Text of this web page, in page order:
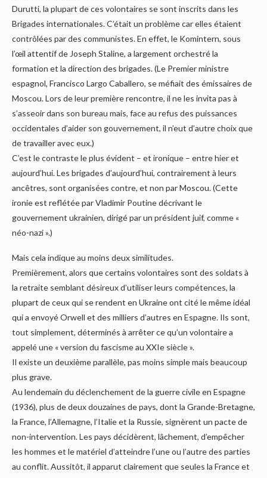
Durutti, la plupart de ces volontaires se sont inscrits dans les
Brigades internationales. C’était un problème car elles étaient
contrôlées par des communistes. En effet, le Komintern, sous
l’œil attentif de Joseph Staline, a largement orchestré la
formation et la direction des brigades. (Le Premier ministre
espagnol, Francisco Largo Caballero, se méfiait des émissaires de
Moscou. Lors de leur première rencontre, il ne les invita pas à
s’asseoir dans son bureau mais, face au refus des puissances
occidentales d’aider son gouvernement, il n’eut d’autre choix que
de travailler avec eux.)
C’est le contraste le plus évident – et ironique – entre hier et
aujourd’hui. Les brigades d’aujourd’hui, contrairement à leurs
ancêtres, sont organisées contre, et non par Moscou. (Cette
ironie est reflétée par Vladimir Poutine décrivant le
gouvernement ukrainien, dirigé par un président juif, comme «
néo-nazi ».)
Mais cela indique au moins deux similitudes.
Premièrement, alors que certains volontaires sont des soldats à
la retraite semblant désireux d’utiliser leurs compétences, la
plupart de ceux qui se rendent en Ukraine ont cité le même idéal
qui a envoyé Orwell et des milliers d’autres en Espagne. Ils sont,
tout simplement, déterminés à arrêter ce qu’un volontaire a
appelé une « version du fascisme au XXIe siècle ».
Il existe un deuxième parallèle, pas moins simple mais beaucoup
plus grave.
Au lendemain du déclenchement de la guerre civile en Espagne
(1936), plus de deux douzaines de pays, dont la Grande-Bretagne,
la France, l’Allemagne, l’Italie et la Russie, signèrent un pacte de
non-intervention. Les pays décidèrent, lâchement, d’empêcher
les hommes et le matériel d’atteindre l’une ou l’autre des parties
au conflit. Aussitôt, il apparut clairement que seules la France et